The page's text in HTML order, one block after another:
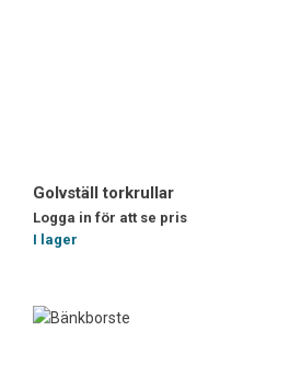
Golvställ torkrullar
Logga in för att se pris
I lager